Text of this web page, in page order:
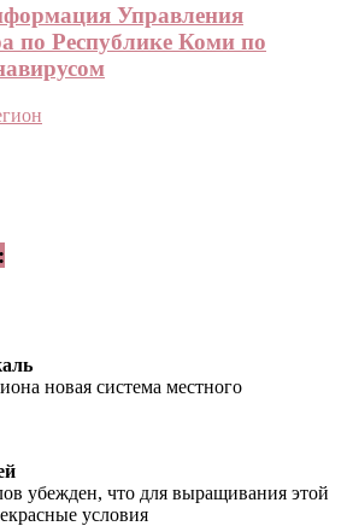
Управления
по Республике Коми по
новая система местного
убежден, что для выращивания этой
условия